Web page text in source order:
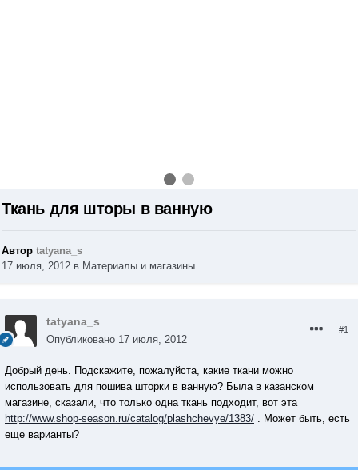
Ткань для шторы в ванную
Автор tatyana_s
17 июля, 2012 в Материалы и магазины
tatyana_s
Опубликовано 17 июля, 2012
#1
Добрый день. Подскажите, пожалуйста, какие ткани можно
использовать для пошива шторки в ванную? Была в казанском
магазине, сказали, что только одна ткань подходит, вот эта
http://www.shop-season.ru/catalog/plashchevye/1383/ . Может быть, есть
еще варианты?